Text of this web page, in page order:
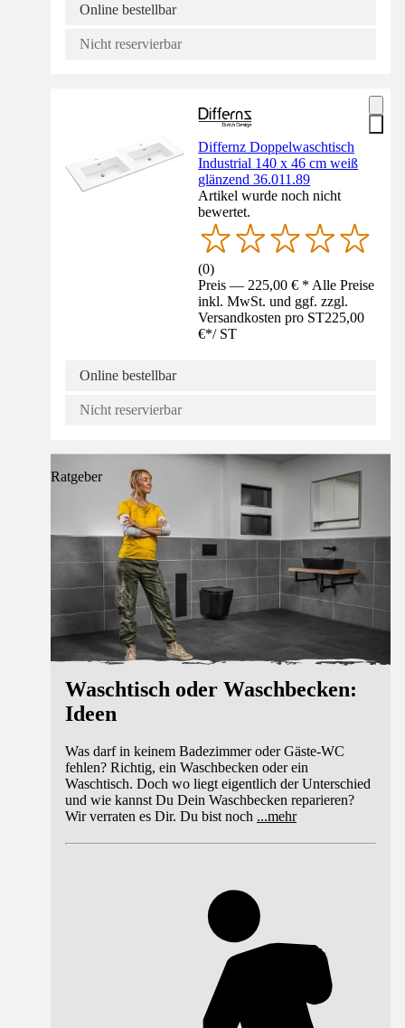
Online bestellbar
Nicht reservierbar
Differnz Doppelwaschtisch
Industrial 140 x 46 cm weiß
glänzend 36.011.89
Artikel wurde noch nicht
bewertet.
(0)
Preis — 225,00 € * Alle Preise
inkl. MwSt. und ggf. zzgl.
Versandkosten pro ST225,00
€*/ ST
Online bestellbar
Nicht reservierbar
Ratgeber
Waschtisch oder Waschbecken:
Ideen
Was darf in keinem Badezimmer oder Gäste-WC
fehlen? Richtig, ein Waschbecken oder ein
Waschtisch. Doch wo liegt eigentlich der Unterschied
und wie kannst Du Dein Waschbecken reparieren?
Wir verraten es Dir. Du bist noch ...mehr